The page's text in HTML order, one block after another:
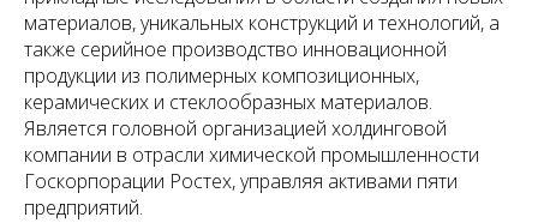
материалов, уникальных конструкций и технологий, а
также серийное производство инновационной
продукции из полимерных композиционных,
керамических и стеклообразных материалов.
Является головной организацией холдинговой
компании в отрасли химической промышленности
Госкорпорации Ростех, управляя активами пяти
предприятий.